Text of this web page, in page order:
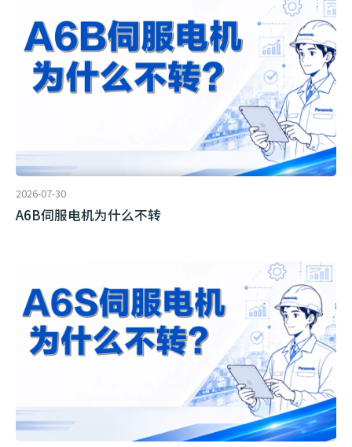
2026-07-30
A6B伺服电机为什么不转